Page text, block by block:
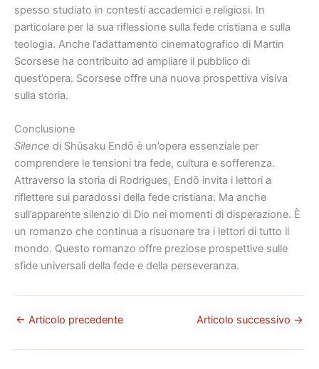
spesso studiato in contesti accademici e religiosi. In
particolare per la sua riflessione sulla fede cristiana e sulla
teologia. Anche l’adattamento cinematografico di Martin
Scorsese ha contribuito ad ampliare il pubblico di
quest’opera. Scorsese offre una nuova prospettiva visiva
sulla storia.
Conclusione
Silence di Shūsaku Endō è un’opera essenziale per
comprendere le tensioni tra fede, cultura e sofferenza.
Attraverso la storia di Rodrigues, Endō invita i lettori a
riflettere sui paradossi della fede cristiana. Ma anche
sull’apparente silenzio di Dio nei momenti di disperazione. È
un romanzo che continua a risuonare tra i lettori di tutto il
mondo. Questo romanzo offre preziose prospettive sulle
sfide universali della fede e della perseveranza.
← Articolo precedente Articolo successivo →